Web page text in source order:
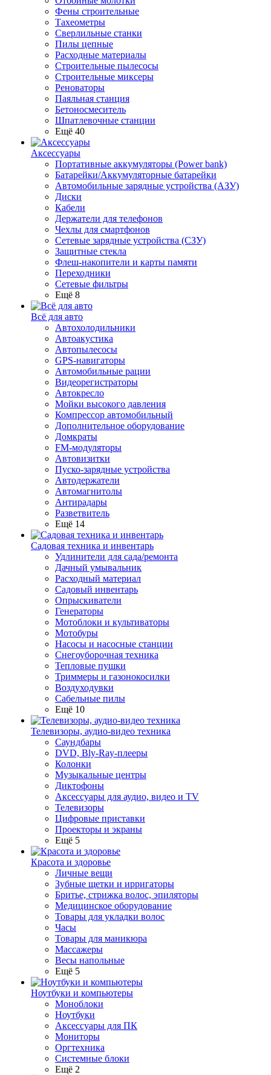
Фены строительные
Тахеометры
Сверлильные станки
Пилы цепные
Расходные материалы
Строительные пылесосы
Строительные миксеры
Реноваторы
Паяльная станция
Бетоносмеситель
Шпатлевочные станции
Ещё 40
Аксессуары
Портативные аккумуляторы (Power bank)
Батарейки/Аккумуляторные батарейки
Автомобильные зарядные устройства (АЗУ)
Диски
Кабели
Держатели для телефонов
Чехлы для смартфонов
Сетевые зарядные устройства (СЗУ)
Защитные стекла
Флеш-накопители и карты памяти
Переходники
Сетевые фильтры
Ещё 8
Всё для авто
Автохолодильники
Автоакустика
Автопылесосы
GPS-навигаторы
Автомобильные рации
Видеорегистраторы
Автокресло
Мойки высокого давления
Компрессор автомобильный
Дополнительное оборудование
Домкраты
FM-модуляторы
Автовизитки
Пуско-зарядные устройства
Автодержатели
Автомагнитолы
Антирадары
Разветвитель
Ещё 14
Садовая техника и инвентарь
Удлинители для сада/ремонта
Дачный умывальник
Расходный материал
Садовый инвентарь
Опрыскиватели
Генераторы
Мотоблоки и культиваторы
Мотобуры
Насосы и насосные станции
Снегоуборочная техника
Тепловые пушки
Триммеры и газонокосилки
Воздуходувки
Сабельные пилы
Ещё 10
Телевизоры, аудио-видео техника
Саундбары
DVD, Bly-Ray-плееры
Колонки
Музыкальные центры
Диктофоны
Аксессуары для аудио, видео и TV
Телевизоры
Цифровые приставки
Проекторы и экраны
Ещё 5
Красота и здоровье
Личные вещи
Зубные щетки и ирригаторы
Бритье, стрижка волос, эпиляторы
Медицинское оборудование
Товары для укладки волос
Часы
Товары для маникюра
Массажеры
Весы напольные
Ещё 5
Ноутбуки и компьютеры
Моноблоки
Ноутбуки
Аксессуары для ПК
Мониторы
Оргтехника
Системные блоки
Ещё 2